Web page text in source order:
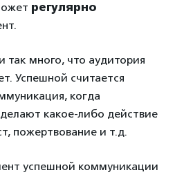
регулярно
много, что аудитория
Успешной считается
когда
какое-либо действие
пожертвование и т.д.
успешной коммуникации